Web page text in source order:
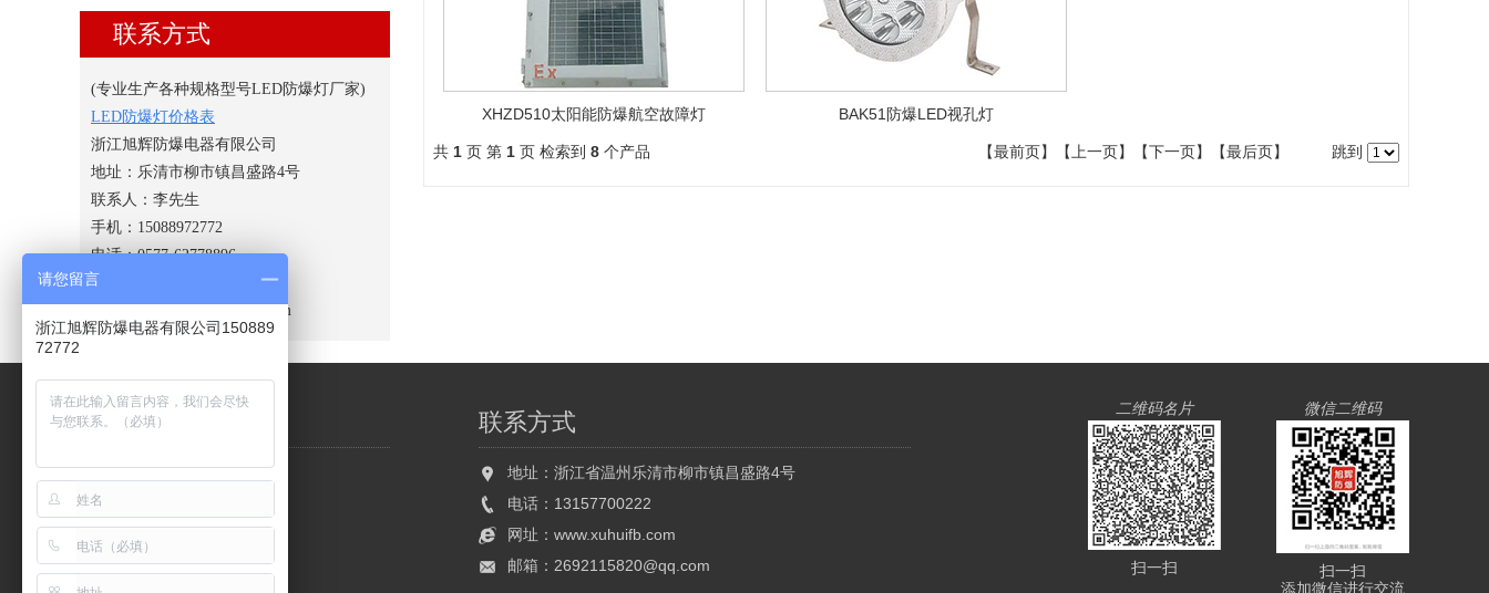
联系方式
(专业生产各种规格型号LED防爆灯厂家)
LED防爆灯价格表
浙江旭辉防爆电器有限公司
地址：乐清市柳市镇昌盛路4号
联系人：李先生
手机：15088972772
电话：0577-62778896
传真：0577-62778897
网址：http://www.xuhuifb.com
XHZD510太阳能防爆航空故障灯 BAK51防爆LED视孔灯
共 1 页 第 1 页 检索到 8 个产品 【最前页】【上一页】【下一页】【最后页】 跳到
网站导航
LED防爆灯图片
旭辉简介
LED防爆灯知识
旭辉承诺
应用领域
LED防爆灯价格表
联系方式
地址：浙江省温州乐清市柳市镇昌盛路4号
电话：13157700222
网址： www.xuhuifb.com
邮箱：2692115820@qq.com
微信二维码
扫一扫
添加微信进行交流
二维码名片
扫一扫
请您留言
浙江旭辉防爆电器有限公司150889
72772